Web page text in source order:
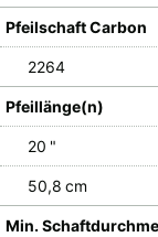
Pfeilschaft Carbon
2264
Pfeillänge(n)
20 "
50,8 cm
Min.